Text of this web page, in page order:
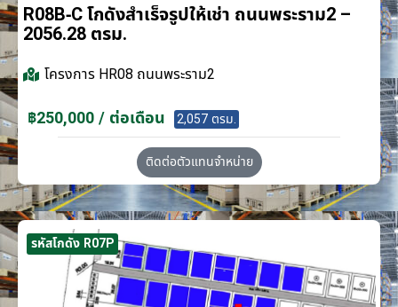
R08B-C โกดังสำเร็จรูปให้เช่า ถนนพระราม2 –
2056.28 ตรม.
โครงการ HR08 ถนนพระราม2
฿250,000 / ต่อเดือน 2,057 ตรม.
ติดต่อตัวแทนจำหน่าย
รหัสโกดัง R07P